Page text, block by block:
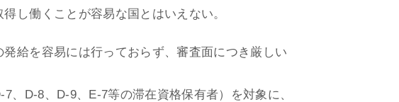
し働くことが容易な国とはいえない。
給を容易には行っておらず、審査面につき厳しい
D-8、D-9、E-7等の滞在資格保有者）を対象に、